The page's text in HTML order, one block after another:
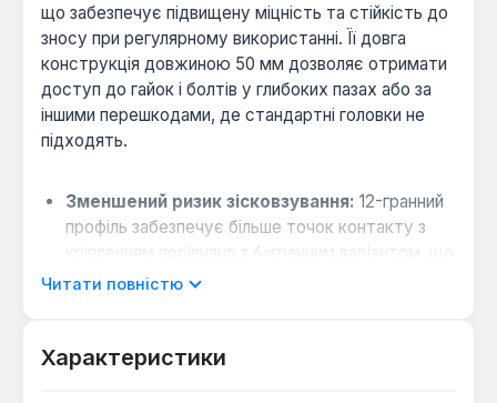
що забезпечує підвищену міцність та стійкість до
зносу при регулярному використанні. Її довга
конструкція довжиною 50 мм дозволяє отримати
доступ до гайок і болтів у глибоких пазах або за
іншими перешкодами, де стандартні головки не
підходять.
Зменшений ризик зісковзування: 12-гранний
профіль забезпечує більше точок контакту з
кріпленням порівняно з 6-гранним варіантом, що
особливо важливо для роботи з пошкодженими
Посадковий квадрат 1/4" призначений для
Читати повністю
Характеристики